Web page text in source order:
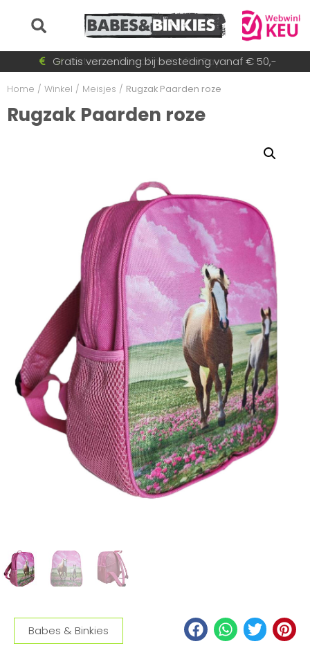
Betaal achteraf met AfterPay
Snel wisselende collectie
Gratis verzending bij besteding vanaf € 50,-
Voor 15:30 besteld = dezelfde dag verzonden!
Home / Winkel / Meisjes / Rugzak Paarden roze
Rugzak Paarden roze
Babes & Binkies